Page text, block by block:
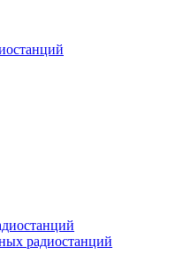
радиостанций